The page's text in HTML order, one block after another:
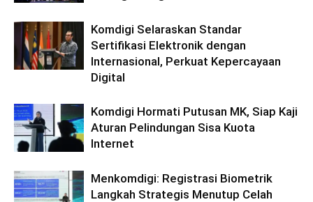
Komdigi Selaraskan Standar
Sertifikasi Elektronik dengan
Internasional, Perkuat Kepercayaan
Digital
Komdigi Hormati Putusan MK, Siap Kaji
Aturan Pelindungan Sisa Kuota
Internet
Menkomdigi: Registrasi Biometrik
Langkah Strategis Menutup Celah